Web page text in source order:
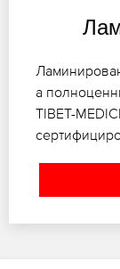
а
TIBET-